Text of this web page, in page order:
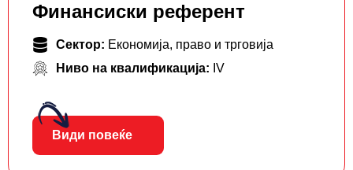
Финансиски референт
Сектор: Економија, право и трговија
Ниво на квалификација: IV
Види повеќе